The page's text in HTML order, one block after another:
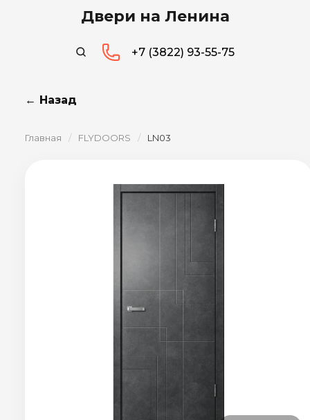
Двери на Ленина
+7 (3822) 93-55-75
← Назад
Главная / FLYDOORS / LN03